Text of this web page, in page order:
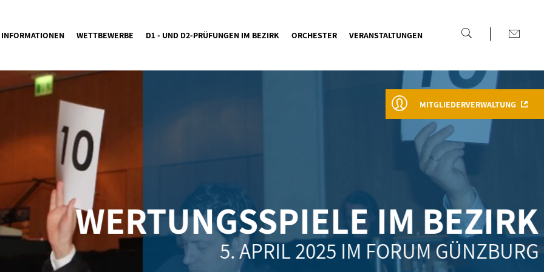
INFORMATIONEN WETTBEWERBE D1 - UND D2-PRÜFUNGEN IM BEZIRK ORCHESTER VERANSTALTUNGEN
WERTUNGSSPIELE IM BEZIRK
5. APRIL 2025 IM FORUM GÜNZBURG
MITGLIEDERVERWALTUNG